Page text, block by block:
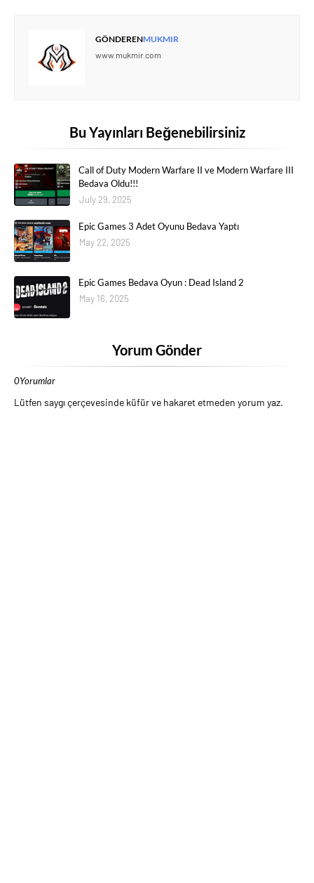
GÖNDERENMUKMIR
www.mukmir.com
Bu Yayınları Beğenebilirsiniz
Call of Duty Modern Warfare II ve Modern Warfare III
Bedava Oldu!!!
July 29, 2025
Epic Games 3 Adet Oyunu Bedava Yaptı
May 22, 2025
Epic Games Bedava Oyun : Dead Island 2
May 16, 2025
Yorum Gönder
0Yorumlar
Lütfen saygı çerçevesinde küfür ve hakaret etmeden yorum yaz.